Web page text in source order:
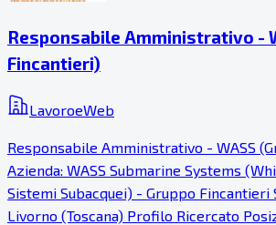
Responsabile Amministrativo -
Fincantieri)
LavoroeWeb
Responsabile Amministrativo - WASS
Azienda: WASS Submarine Systems
Sistemi Subacquei) - Gruppo Fincantieri
Livorno (Toscana) Profilo Ricercato